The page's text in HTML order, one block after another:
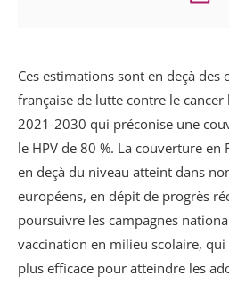
Ces estimations sont en deçà des
française de lutte contre le
2021-2030 qui préconise une
le HPV de 80 %. La couverture en
en deçà du niveau atteint dans
européens, en dépit de progrès
poursuivre les campagnes
vaccination en milieu scolaire, qui
plus efficace pour atteindre les